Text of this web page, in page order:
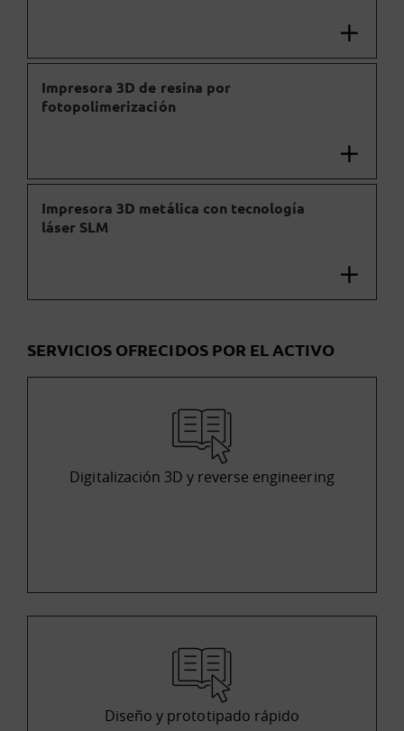
Impresora 3D de resina por
fotopolimerización
Impresora 3D metálica con tecnología
láser SLM
SERVICIOS OFRECIDOS POR EL ACTIVO
Digitalización 3D y reverse engineering
Diseño y prototipado rápido